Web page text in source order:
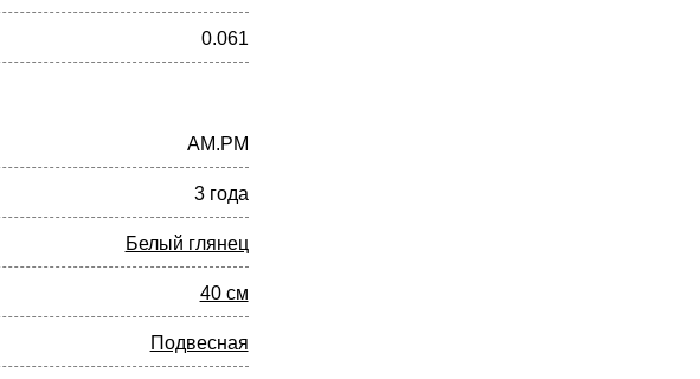
0.061
AM.PM
3 года
Белый глянец
40 см
Подвесная